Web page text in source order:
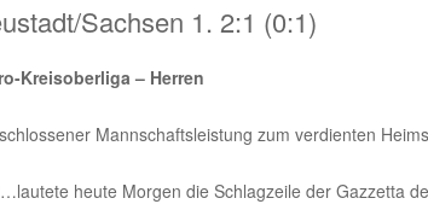
Sachsen 1. 2:1 (0:1)
Kreisoberliga – Herren
Mannschaftsleistung zum verdienten
heute Morgen die Schlagzeile der Gazzetta